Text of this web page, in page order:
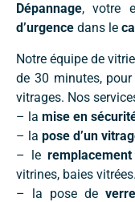
Dépannage, votre
d’urgence dans le
Notre équipe de
de 30 minutes,
vitrages. Nos
– la mise en
– la pose d’un
– le
vitrines, baies
– la pose de